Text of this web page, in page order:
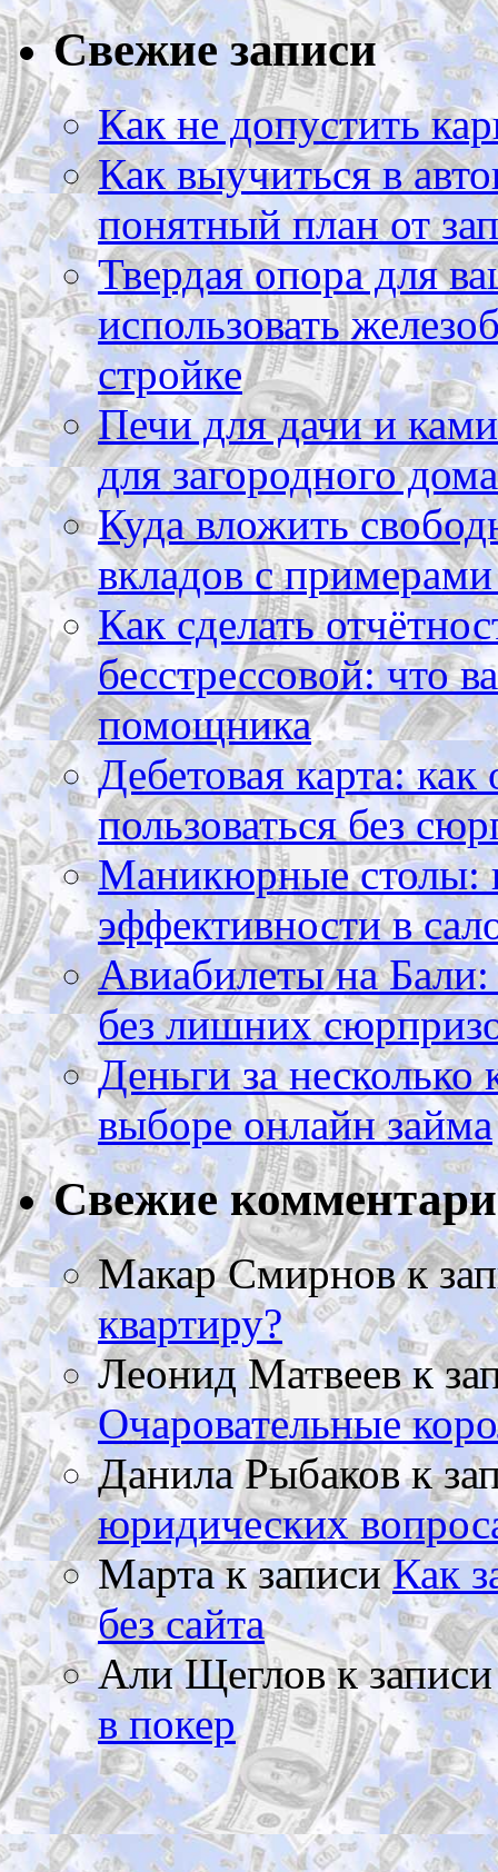
Свежие записи
Как не допустить
Как выучиться в
понятный план от
Твердая опора для
использовать
стройке
Печи для дачи и
для загородного дома
Куда вложить
вкладов с
Как сделать
бесстрессовой: что
помощника
Дебетовая карта:
пользоваться без
Маникюрные столы:
эффективности в
Авиабилеты на Бали:
без лишних
Деньги за
выборе онлайн займа
Свежие
Макар Смирновк
квартиру?
Леонид Матвеевк
Очаровательные
Данила Рыбаковк
юридических
Мартак записиКак
без сайта
Али Щегловк
в покер